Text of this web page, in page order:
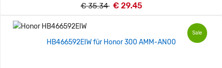
€ 35.34 € 29.45
Sale
HB466592EIW für Honor 300 AMM-AN00